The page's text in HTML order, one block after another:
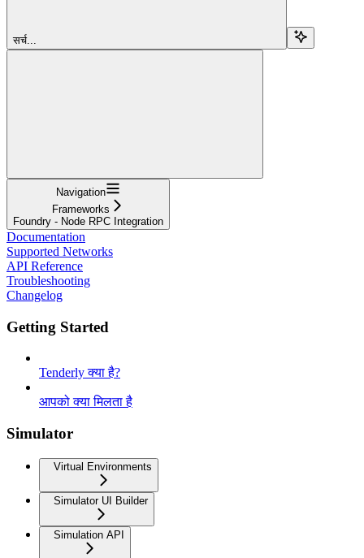
सर्च...
Navigation
Frameworks
Foundry - Node RPC Integration
Documentation
Supported Networks
API Reference
Troubleshooting
Changelog
Getting Started
Tenderly क्या है?
आपको क्या मिलता है
Simulator
Virtual Environments
Simulator UI Builder
Simulation API